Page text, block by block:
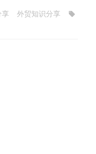
外贸知识分享